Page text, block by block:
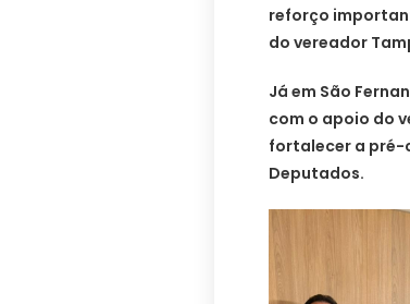
reforço
do vereador
Já em São
com o apoio do
fortalecer a pré-
Deputados.